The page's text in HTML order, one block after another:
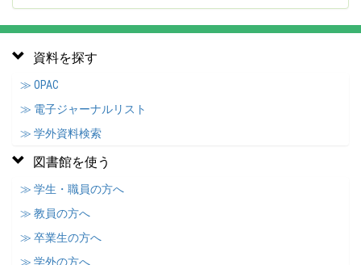
資料を探す
≫ OPAC
≫ 電子ジャーナルリスト
≫ 学外資料検索
図書館を使う
≫ 学生・職員の方へ
≫ 教員の方へ
≫ 卒業生の方へ
≫ 学外の方へ